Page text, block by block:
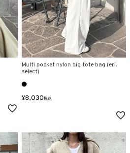
Multi pocket nylon big tote bag (eri.
select)
¥8,030税込